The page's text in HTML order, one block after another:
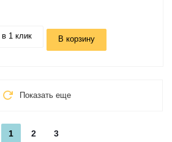
1 клик В корзину
Показать еще
1 2 3